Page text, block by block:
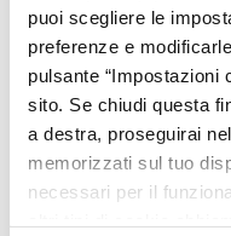
puoi scegliere le
preferenze e
pulsante “Impostazioni
sito. Se chiudi questa
a destra, proseguirai
memorizzati sul tuo
necessari per il